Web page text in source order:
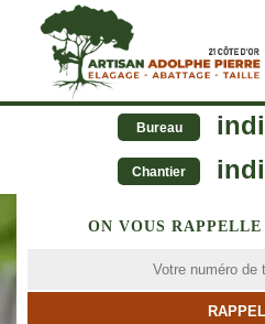
Bureau
Chantier
ON VOUS